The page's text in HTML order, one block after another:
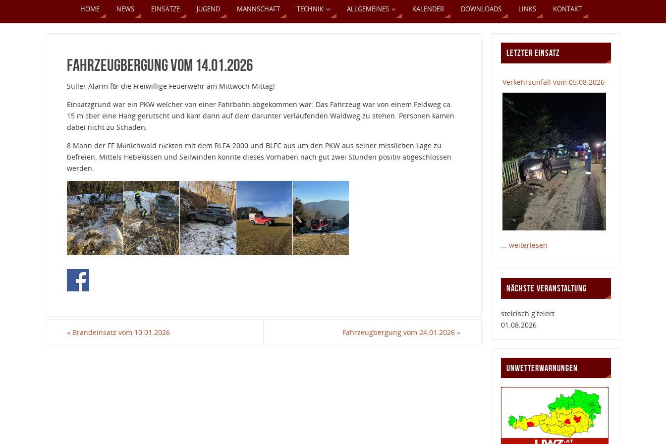
HOME NEWS EINSÄTZE JUGEND MANNSCHAFT TECHNIK ALLGEMEINES KALENDER DOWNLOADS LINKS KONTAKT
Fahrzeugbergung vom 14.01.2026
Stiller Alarm für die Freiwillige Feuerwehr am Mittwoch Mittag!
Einsatzgrund war ein PKW welcher von einer Fahrbahn abgekommen war: Das Fahrzeug war von einem Feldweg ca.
15 m über eine Hang gerutscht und kam dann auf dem darunter verlaufenden Waldweg zu stehen. Personen kamen
dabei nicht zu Schaden.
8 Mann der FF Mönichwald rückten mit dem RLFA 2000 und BLFC aus um den PKW aus seiner misslichen Lage zu
befreien. Mittels Hebekissen und Seilwinden konnte dieses Vorhaben nach gut zwei Stunden positiv abgeschlossen
werden.
« Brandeinsatz vom 10.01.2026 Fahrzeugbergung vom 24.01.2026 »
LETZTER EINSATZ
Verkehrsunfall vom 05.08.2026
... weiterlesen
NÄCHSTE VERANSTALTUNG
steirisch g'feiert
01.08.2026
UNWETTERWARNUNGEN